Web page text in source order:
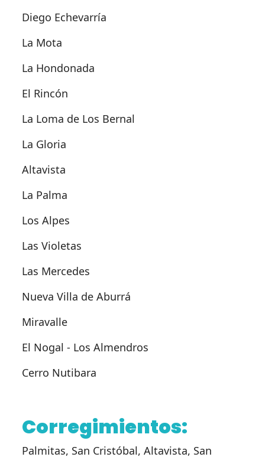
Diego Echevarría
La Mota
La Hondonada
El Rincón
La Loma de Los Bernal
La Gloria
Altavista
La Palma
Los Alpes
Las Violetas
Las Mercedes
Nueva Villa de Aburrá
Miravalle
El Nogal - Los Almendros
Cerro Nutibara
Corregimientos:
Palmitas, San Cristóbal, Altavista, San